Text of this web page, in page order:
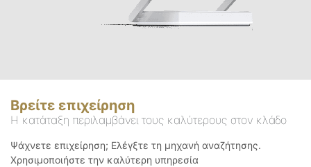
Βρείτε επιχείρηση
Η κατάταξη περιλαμβάνει τους καλύτερους στον κλάδο
Ψάχνετε επιχείρηση; Ελέγξτε τη μηχανή αναζήτησης.
Χρησιμοποιήστε την καλύτερη υπηρεσία